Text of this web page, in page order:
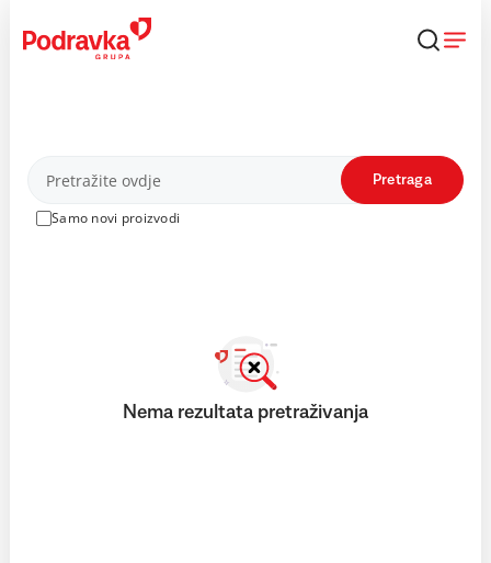
content
Proizvodi
Samo novi proizvodi
Pretraga
Nema rezultata pretraživanja